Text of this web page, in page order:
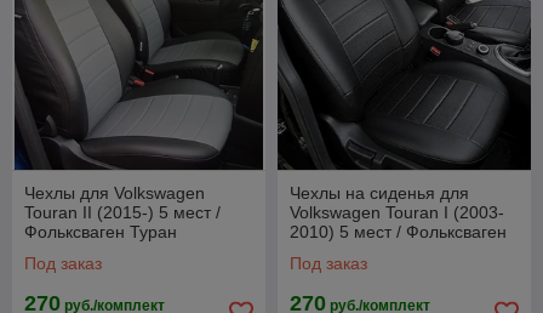
Чехлы для Volkswagen
Touran II (2015-) 5 мест /
Фольксваген Туран
вставка)
Под заказ
270 руб./комплект
Чехлы на сиденья для
Volkswagen Touran I (2003-
2010) 5 мест / Фольксваген
Под заказ
270 руб./комплект